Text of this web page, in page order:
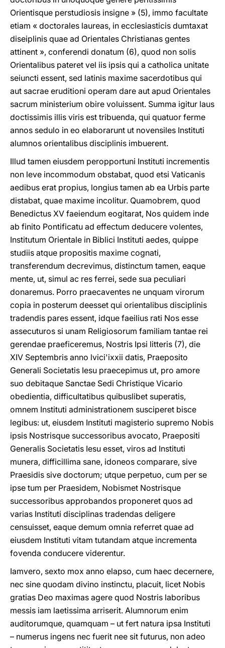
Orientisque perstudiosis insigne » (5), immo facultate
etiam « doctorales laureas, in ecclesiasticis dumtaxat
diseiplinis quae ad Orientales Christianas gentes
attinent », conferendi donatum (6), quod non solis
Orientalibus pateret vel iis ipsis qui a catholica unitate
seiuncti essent, sed latinis maxime sacerdotibus qui
aut sacrae eruditioni operam dare aut apud Orientales
sacrum ministerium obire voluissent. Summa igitur laus
doctissimis illis viris est tribuenda, qui quatuor ferme
annos sedulo in eo elaborarunt ut novensiles Instituti
alumnos orientalibus disciplinis imbuerent.
Illud tamen eiusdem peropportuni Instituti incrementis
non leve incommodum obstabat, quod etsi Vaticanis
aedibus erat propius, longius tamen ab ea Urbis parte
distabat, quae maxime incolitur. Quamobrem, quod
Benedictus XV faeiendum eogitarat, Nos quidem inde
ab finito Pontificatu ad effectum deducere volentes,
Institutum Orientale in Biblici Instituti aedes, quippe
studiis atque propositis maxime cognati,
transferendum decrevimus, distinctum tamen, eaque
mente, ut, simul ac res ferrei, sede sua peculiari
donaremus. Porro praecaventes ne unquam virorum
copia in posterum deesset qui orientalibus disciplinis
tradendis pares essent, idque faeilius rati Nos esse
assecuturos si unam Religiosorum familiam tantae rei
gerendae praeficeremus, Nostris Ipsi litteris (7), die
XIV Septembris anno lvici'ixxii datis, Praeposito
Generali Societatis Iesu praecepimus ut, pro amore
suo debitaque Sanctae Sedi Christique Vicario
obedientia, difficultatibus quibuslibet superatis,
omnem Instituti administrationem susciperet bisce
legibus: ut, eiusdem Instituti magisterio supremo Nobis
ipsis Nostrisque successoribus avocato, Praepositi
Generalis Societatis Iesu esset, viros ad Instituti
munera, difficillima sane, idoneos comparare, sive
Praesidis sive doctorum; utque perpetuo, cum per se
ipse tum per Praesidem, Nobismet Nostrisque
successoribus approbandos proponeret quos ad
varias Instituti disciplinas tradendas deligere
censuisset, eaque demum omnia referret quae ad
eiusdem Instituti vitam tutandam atque incrementa
fovenda conducere viderentur.
Iamvero, sexto mox anno elapso, cum haec decernere,
nec sine quodam divino instinctu, placuit, licet Nobis
gratias Deo maximas agere quod Nostris laboribus
messis iam laetissima arriserit. Alumnorum enim
auditorumque, quamquam – ut fert natura ipsa Instituti
– numerus ingens nec fuerit nee sit futurus, non adeo